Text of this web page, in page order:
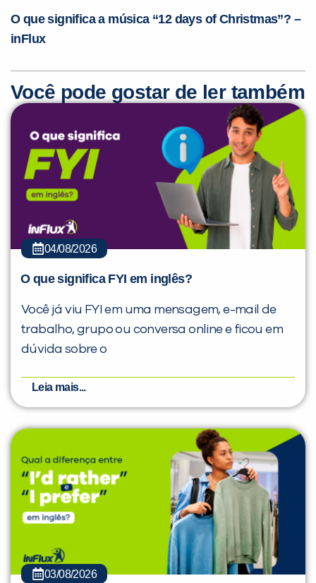
O que significa a música “12 days of Christmas”? –
inFlux
Você pode gostar de ler também
04/08/2026
O que significa FYI em inglês?
Você já viu FYI em uma mensagem, e-mail de
trabalho, grupo ou conversa online e ficou em
dúvida sobre o
Leia mais...
03/08/2026